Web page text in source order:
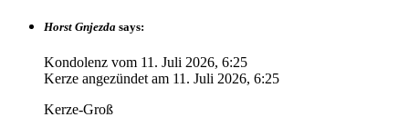
Horst Gnjezda says:
Kondolenz vom 11. Juli 2026, 6:25
Kerze angezündet am 11. Juli 2026, 6:25
Kerze-Groß